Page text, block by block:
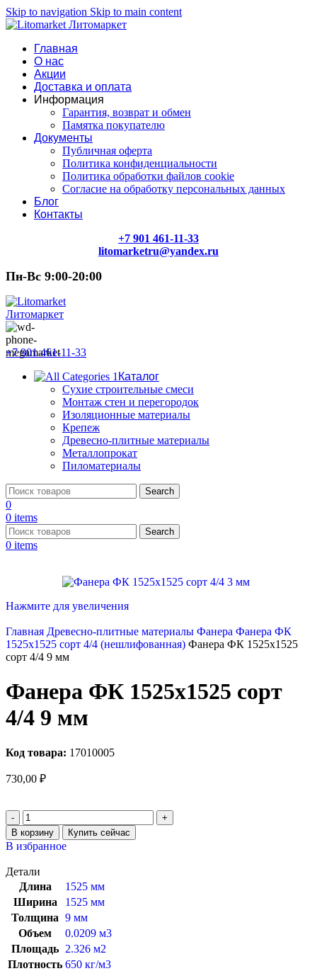
Skip to navigation Skip to main content
Главная
О нас
Акции
Доставка и оплата
Информация
Гарантия, возврат и обмен
Памятка покупателю
Документы
Публичная оферта
Политика конфиденциальности
Политика обработки файлов cookie
Согласие на обработку персональных данных
Блог
Контакты
+7 901 461-11-33
litomarketru@yandex.ru
Пн-Вс 9:00-20:00
+7 901 461-11-33
Каталог
Сухие строительные смеси
Монтаж стен и перегородок
Изоляционные материалы
Крепеж
Древесно-плитные материалы
Металлопрокат
Пиломатериалы
Search
0
0 items
Search
0 items
Нажмите для увеличения
Главная Древесно-плитные материалы Фанера Фанера ФК
1525х1525 сорт 4/4 (нешлифованная) Фанера ФК 1525х1525
сорт 4/4 9 мм
Фанера ФК 1525х1525 сорт
4/4 9 мм
Код товара: 17010005
730,00 ₽
В корзину Купить сейчас
В избранное
Детали
Длина
1525 мм
Ширина
1525 мм
Толщина 9 мм
Объем
0.0209 м3
Площадь 2.326 м2
Плотность 650 кг/м3